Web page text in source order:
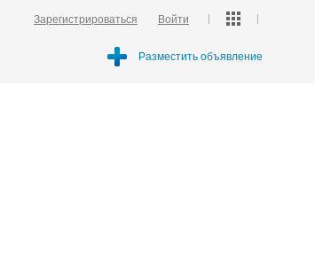
Зарегистрироваться Войти
Разместить объявление